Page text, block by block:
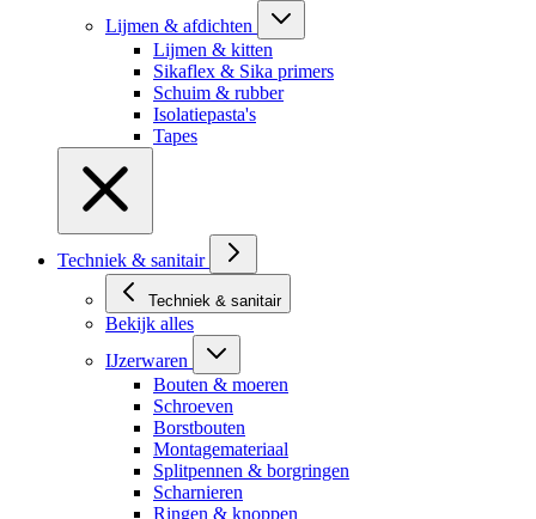
Lijmen & afdichten
Lijmen & kitten
Sikaflex & Sika primers
Schuim & rubber
Isolatiepasta's
Tapes
Techniek & sanitair
Techniek & sanitair
Bekijk alles
IJzerwaren
Bouten & moeren
Schroeven
Borstbouten
Montagemateriaal
Splitpennen & borgringen
Scharnieren
Ringen & knoppen